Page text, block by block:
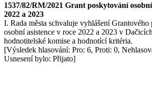
1537/82/RM/2021 Grant poskytování
2022 a 2023
I. Rada města schvaluje vyhlášení Grantového
osobní asistence v roce 2022 a 2023 v
hodnotitelské komise a hodnotící kritéria.
[Výsledek hlasování: Pro: 6, Proti: 0,
Usnesení bylo: Přijato]